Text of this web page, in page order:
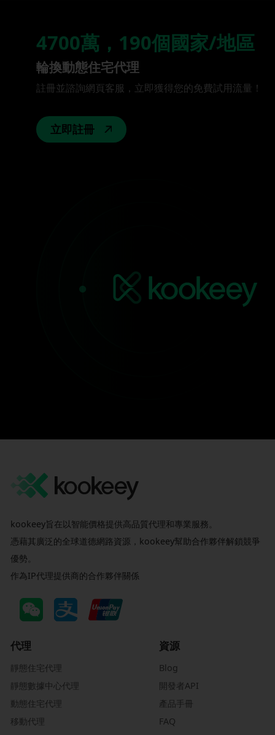
4700萬，190個國家/地區
輪換動態住宅代理
註冊並諮詢網頁客服，立即獲得您的免費試用流量！
立即註冊
kookeey旨在以智能價格提供高品質代理和專業服務。
憑藉其廣泛的全球道德網路資源，kookeey幫助合作夥伴解鎖競爭
優勢。
作為IP代理提供商的合作夥伴關係
代理
靜態住宅代理
靜態數據中心代理
動態住宅代理
移動代理
資源
Blog
開發者API
產品手冊
FAQ